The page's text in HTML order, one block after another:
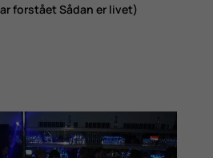
forstået Sådan er livet)